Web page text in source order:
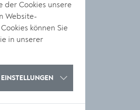
Cookies unsere
Website-
können Sie
in unserer
EINSTELLUNGEN